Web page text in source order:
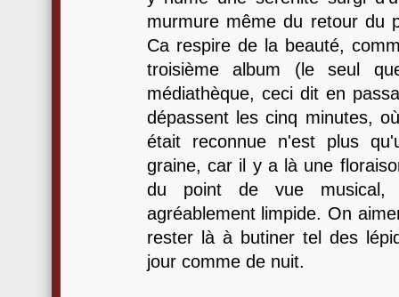
murmure même du retour du
Ca respire de la beauté,
troisième album (le seul
médiathèque, ceci dit en
dépassent les cinq minutes,
était reconnue n'est plus
graine, car il y a là une
du point de vue
agréablement limpide. On
rester là à butiner tel des
jour comme de nuit.